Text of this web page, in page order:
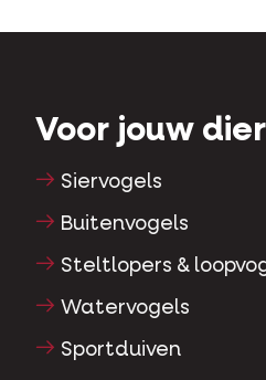
Voor jouw dier
Siervogels
Buitenvogels
Steltlopers &
Watervogels
Sportduiven